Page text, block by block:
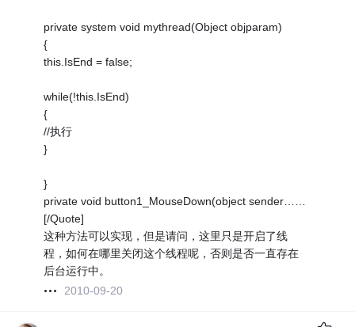
private system void mythread(Object objparam)
{
this.IsEnd = false;
while(!this.IsEnd)
{
//执行
}
}
private void button1_MouseDown(object sender……
[/Quote]
这种方法可以实现，但是请问，这里只是开启了线
程，如何在哪里关闭这个线程呢，否则是否一直存在
后台运行中。
2010-09-20